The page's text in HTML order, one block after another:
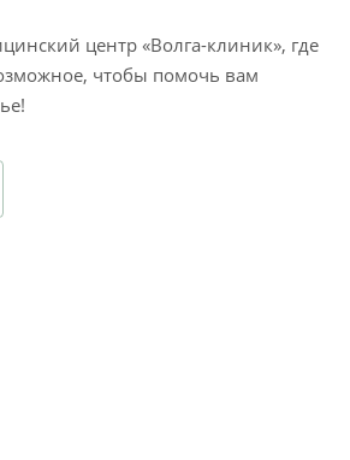
центр «Волга-клиник», где
чтобы помочь вам